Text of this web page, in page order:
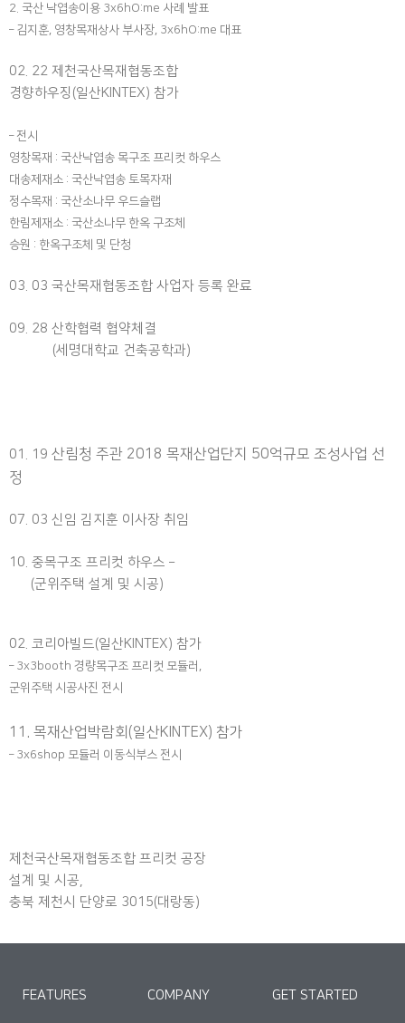
2. 국산 낙엽송이용 3x6hO:me 사례 발표
– 김지훈, 영창목재상사 부사장, 3x6hO:me 대표
02. 22 제천국산목재협동조합
경향하우징(일산KINTEX) 참가
– 전시
영창목재 : 국산낙엽송 목구조 프리컷 하우스
대송제재소 : 국산낙엽송 토목자재
정수목재 : 국산소나무 우드슬랩
한림제재소 : 국산소나무 한옥 구조체
승원 : 한옥구조체 및 단청
03. 03 국산목재협동조합 사업자 등록 완료
09. 28 산학협력 협약체결
(세명대학교 건축공학과)
01. 19 산림청 주관 2018 목재산업단지 50억규모 조성사업 선
정
07. 03 신임 김지훈 이사장 취임
10. 중목구조 프리컷 하우스 –
(군위주택 설계 및 시공)
02. 코리아빌드(일산KINTEX) 참가
– 3x3booth 경량목구조 프리컷 모듈러,
군위주택 시공사진 전시
11. 목재산업박람회(일산KINTEX) 참가
– 3x6shop 모듈러 이동식부스 전시
제천국산목재협동조합 프리컷 공장
설계 및 시공,
충북 제천시 단양로 3015(대랑동)
FEATURES COMPANY GET STARTED